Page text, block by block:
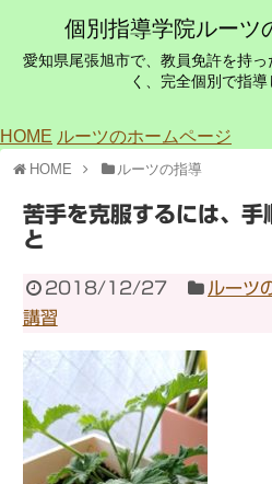
個別指導学院ルーツ
愛知県尾張旭市で、教員免許を持
く、完全個別で指導
HOME ルーツのホームページ
HOME ルーツの指導
苦手を克服するには、手
と
2018/12/27 ルーツ
講習